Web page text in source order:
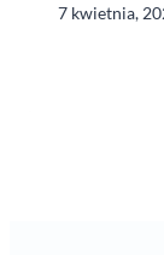
7 kwietnia,